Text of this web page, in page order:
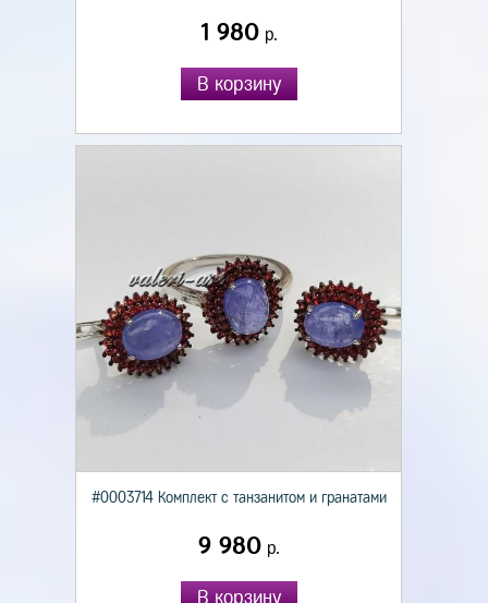
1 980р.
В корзину
#0003714 Комплект с танзанитом и гранатами
9 980р.
В корзину